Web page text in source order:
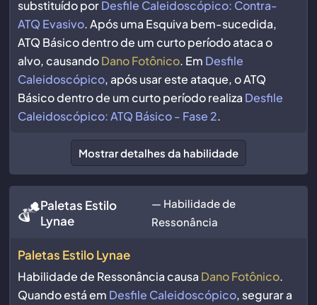
substituído porDesfile Caleidoscópico: Contra-
ATQ Evasivo. Após uma Esquiva bem-sucedida,
ATQ Básico dentro de um curto período ataca o
alvo, causandoDano Fotônico. Em Desfile
Caleidoscópico, após usar este ataque, o ATQ
Básico dentro de um curto período realiza Desfile
Caleidoscópico: ATQ Básico - Fase 2.
Mostrar detalhes da habilidade
Paletas Estilo
Lynae
— Habilidade de
Ressonância
Paletas Estilo Lynae
Habilidade de Ressonância causa Dano Fotônico.
Quando está em Desfile Caleidoscópico, segurar a